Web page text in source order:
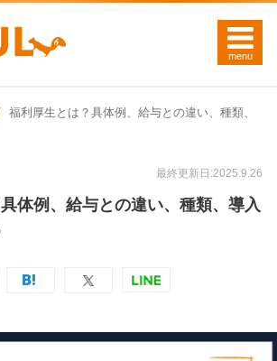
福利厚生とは？具体例、給与との違い、種類、
最終更新日:2025.9.26
体例、給与との違い、種類、導入